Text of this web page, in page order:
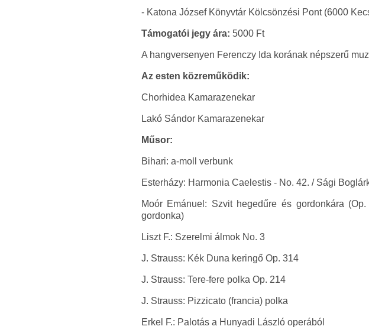
- Katona József Könyvtár Kölcsönzési Pont (6000
Támogatói jegy ára: 5000 Ft
A hangversenyen Ferenczy Ida korának népszerű
Az esten közreműködik:
Chorhidea Kamarazenekar
Lakó Sándor Kamarazenekar
Műsor:
Bihari: a-moll verbunk
Esterházy: Harmonia Caelestis - No. 42. / Sági
Moór Emánuel: Szvit hegedűre és gordonkára
gordonka)
Liszt F.: Szerelmi álmok No. 3
J. Strauss: Kék Duna keringő Op. 314
J. Strauss: Tere-fere polka Op. 214
J. Strauss: Pizzicato (francia) polka
Erkel F.: Palotás a Hunyadi László operából